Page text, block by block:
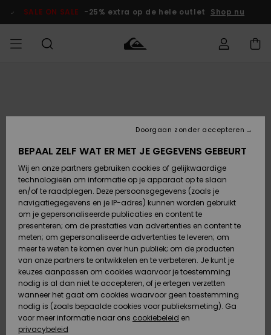
Productinformatie
SALE ON SALE -25% extra op de hele outlet Shop nu
Accessoires
Schoenen &
Slippers
Surf /
Water
Snow
Nieuw
JONGENS
Accessoires
Schoenen &
Slippers
Surf /
Water
Sneeuw
Nieuw
DAMES
Highlights
Snow
SURF
Surf Shop
Highlights
Community
SNOW
Snow Shop
Dames
Snow Shop
Highlights
Gemeenschap
SALE ON
SALE
Kinderen
VROUW
OUTLET
Regio- En
Taalinstellingen
Retouren
Betaling
Giftcard
Quiksilver
Freedom
Gegevensbescherming
BEPAAL ZELF WAT ER MET JE GEGEVENS GEBEURT
Wij en onze partners gebruiken cookies of gelijkwaardige
technologieën om informatie op je apparaat op te slaan
en/of te raadplegen. Deze persoonsgegevens (zoals je
navigatiegegevens en je IP-adres) kunnen worden gebruikt
om je gepersonaliseerde publicaties en content te
presenteren; om de prestaties van advertenties en content te
meten; om gepersonaliseerde advertenties te leveren; om
meer te weten te komen over hun publiek; om de producten
van onze partners te ontwikkelen en te verbeteren. Je kunt je
keuzes aanpassen om cookies waarvoor je toestemming
nodig is al dan niet te accepteren, of je ertegen verzetten
wanneer het gaat om cookies waarvoor geen toestemming
nodig is (zoals bepaalde cookies voor publieksmeting). Ga
voor meer informatie naar ons cookiebeleid en
privacybeleid
Doorgaan zonder accepteren